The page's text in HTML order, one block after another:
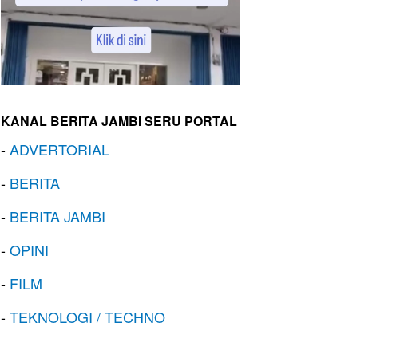
KANAL BERITA JAMBI SERU PORTAL
-ADVERTORIAL
- BERITA
- BERITA JAMBI
-OPINI
- FILM
-TEKNOLOGI / TECHNO